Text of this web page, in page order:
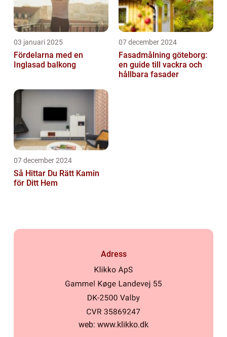
03 januari 2025
Fördelarna med en
Inglasad balkong
07 december 2024
Fasadmålning göteborg:
en guide till vackra och
hållbara fasader
07 december 2024
Så Hittar Du Rätt Kamin
för Ditt Hem
Adress
web: www.klikko.dk